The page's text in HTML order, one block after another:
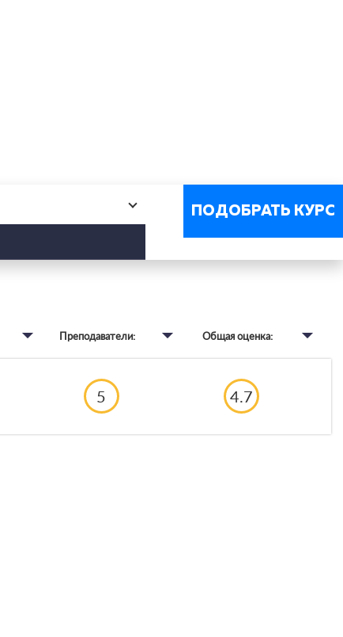
Преподаватели: Общая оценка:
5 4.7
ПОДОБРАТЬ КУРС